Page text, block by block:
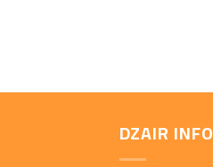
DZAIR INFO